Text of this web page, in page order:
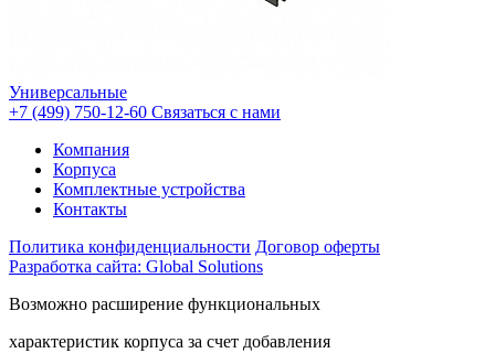
Универсальные
+7 (499) 750-12-60 Связаться с нами
Компания
Корпуса
Комплектные устройства
Контакты
Политика конфиденциальности Договор оферты
Разработка сайта: Global Solutions
Возможно расширение функциональных
характеристик корпуса за счет добавления